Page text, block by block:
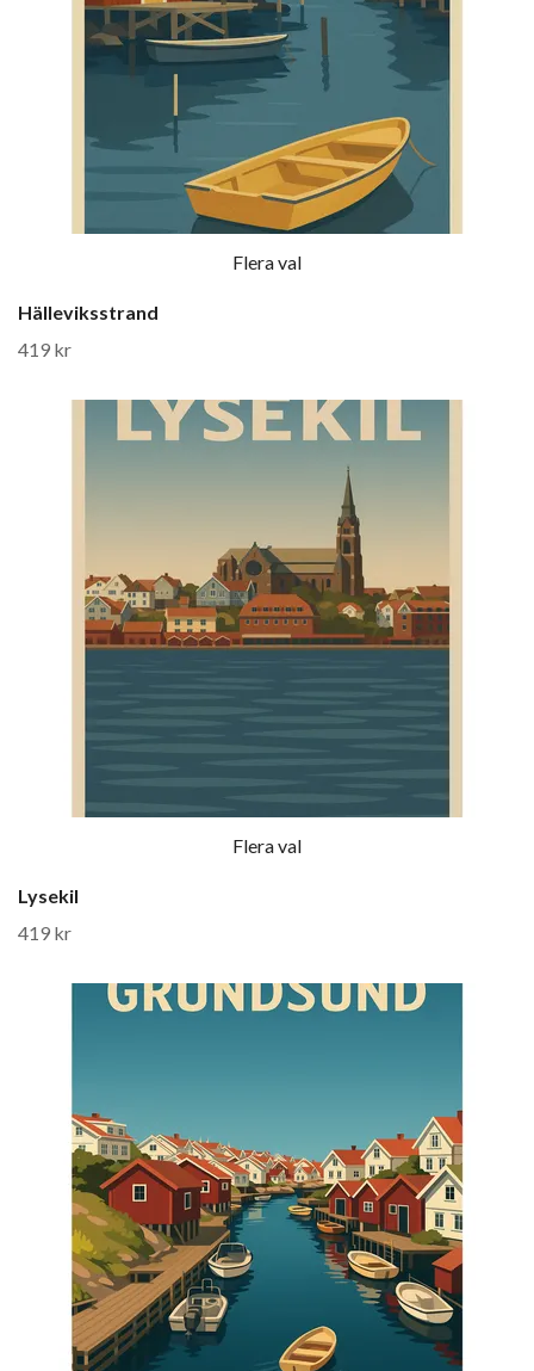
Flera val
Hälleviksstrand
419 kr
Flera val
Lysekil
419 kr